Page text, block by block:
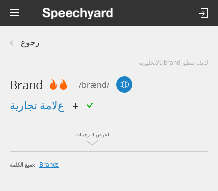
رجوع
كيف تنطق brand بالإنجليزية
Brand /brænd/
اعرض الترجمات
صيغ الكلمة: Brands